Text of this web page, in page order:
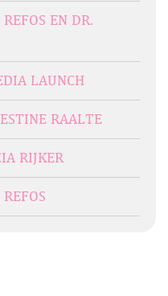
EN DR.
LAUNCH
RAALTE
RIJKER